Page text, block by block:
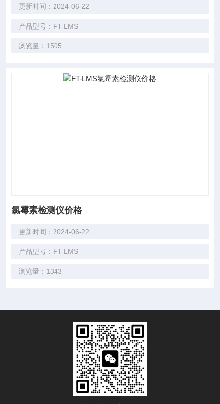
更新时间：2024-06-22
产品型号：FT-LMS
浏览量：1505
氯霉素检测仪价格
更新时间：2024-06-22
产品型号：FT-LMS
浏览量：1343